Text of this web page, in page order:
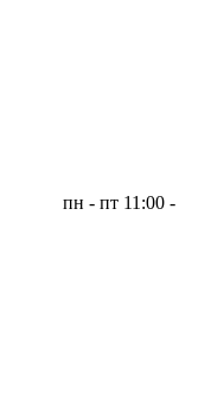
пн - пт 11:00 -